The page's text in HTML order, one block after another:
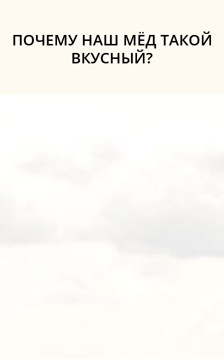
ПОЧЕМУ НАШ МЁД ТАКОЙ
ВКУСНЫЙ?